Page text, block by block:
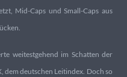
Mid-Caps und Small-Caps aus
weitestgehend im Schatten der
dem deutschen Leitindex. Doch so